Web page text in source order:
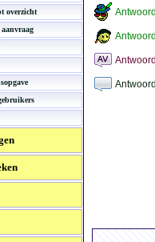
overzicht
aanvraag